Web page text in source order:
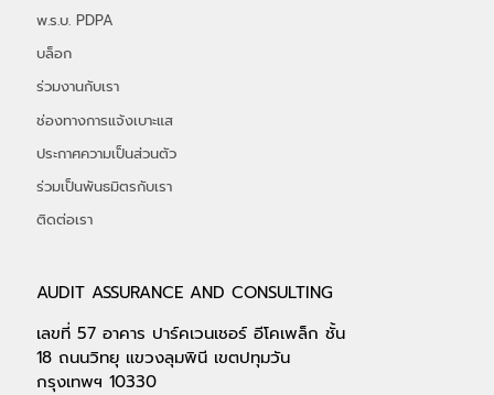
AUDIT ASSURANCE AND CONSULTING
เลขที่ 57 อาคาร ปาร์คเวนเชอร์ อีโคเพล็ก ชั้น
18 ถนนวิทยุ แขวงลุมพินี เขตปทุมวัน
กรุงเทพฯ 10330
พ.ร.บ. PDPA
บล็อก
ร่วมงานกับเรา
ช่องทางการแจ้งเบาะแส
ประกาศความเป็นส่วนตัว
ร่วมเป็นพันธมิตรกับเรา
ติดต่อเรา